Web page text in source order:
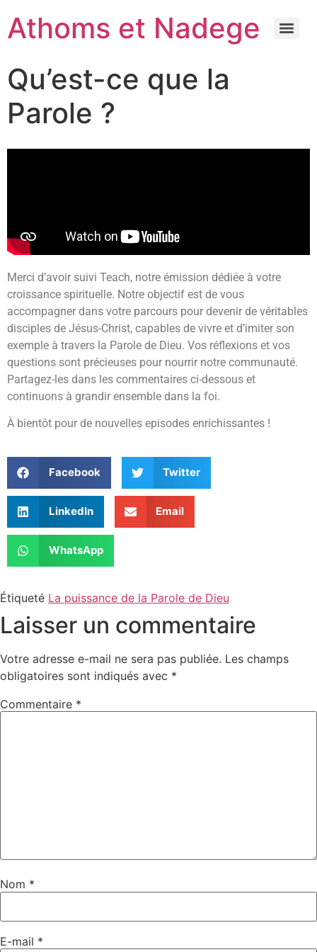
Athoms et Nadege
Qu’est-ce que la
Parole ?
Merci d’avoir suivi Teach, notre émission dédiée à votre
croissance spirituelle. Notre objectif est de vous
accompagner dans votre parcours pour devenir de véritables
disciples de Jésus-Christ, capables de vivre et d’imiter son
exemple à travers la Parole de Dieu. Vos réflexions et vos
questions sont précieuses pour nourrir notre communauté.
Partagez-les dans les commentaires ci-dessous et
continuons à grandir ensemble dans la foi.
À bientôt pour de nouvelles episodes enrichissantes !
Facebook Twitter
LinkedIn Email
WhatsApp
Étiqueté La puissance de la Parole de Dieu
Laisser un commentaire
Votre adresse e-mail ne sera pas publiée. Les champs
obligatoires sont indiqués avec *
Commentaire *
Nom *
E-mail *